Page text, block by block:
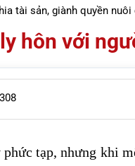
tài sản, giành quyền nuôi
hôn với
308
tạp, nhưng khi